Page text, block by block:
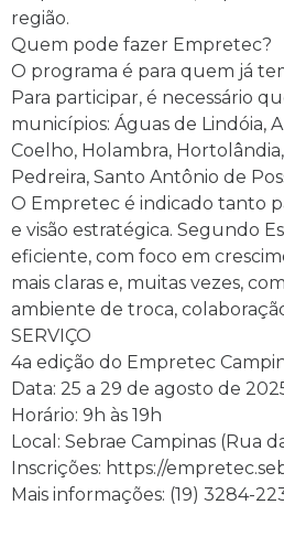
região.
Quem pode fazer Empretec?
O programa é para quem já
Para participar, é necessário
municípios: Águas de Lindóia,
Coelho, Holambra,
Pedreira, Santo Antônio de
O Empretec é indicado tanto
e visão estratégica. Segundo
eficiente, com foco em
mais claras e, muitas vezes,
ambiente de troca,
SERVIÇO
4a edição do Empretec
Data: 25 a 29 de agosto de
Horário: 9h às 19h
Local: Sebrae Campinas (Rua
Inscrições: https://
Mais informações: (19) 3284-